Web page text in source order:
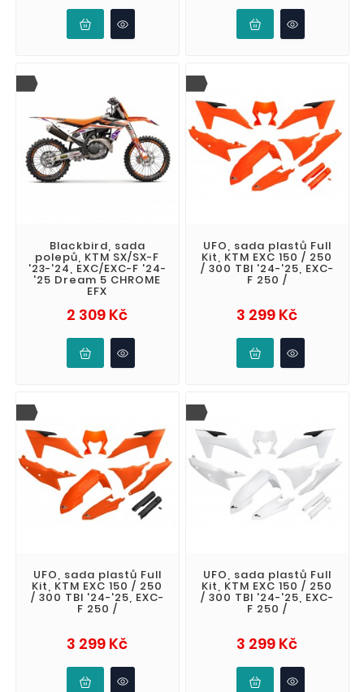
Blackbird, sada
polepů, KTM SX/SX-F
'23-'24, EXC/EXC-F '24-
'25 Dream 5 CHROME
EFX
2 309 KčCena
UFO, sada plastů Full
Kit, KTM EXC 150 / 250
/ 300 TBI '24-'25, EXC-
F 250 /
3 299 KčCena
UFO, sada plastů Full
Kit, KTM EXC 150 / 250
/ 300 TBI '24-'25, EXC-
F 250 /
3 299 KčCena
UFO, sada plastů Full
Kit, KTM EXC 150 / 250
/ 300 TBI '24-'25, EXC-
F 250 /
3 299 KčCena